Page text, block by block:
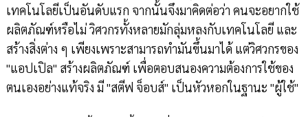
เทคโนโลยีเป็นอันดับแรก จากนั้นจึงมาคิดต่อว่า คนจะอยากใช้
ผลิตภัณฑ์หรือไม่ วิศวกรทั้งหลายมักลุ่มหลงกับเทคโนโลยี และ
สร้างสิ่งต่าง ๆ เพียงเพราะสามารถทำมันขึ้นมาได้ แต่วิศวกรของ
"แอปเปิล" สร้างผลิตภัณฑ์ เพื่อตอบสนองความต้องการใช้ของ
ตนเองอย่างแท้จริง มี "สตีฟ จ็อบส์" เป็นหัวหอกในฐานะ "ผู้ใช้"